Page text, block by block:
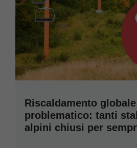
Riscaldamento
problematico: tanti
alpini chiusi per